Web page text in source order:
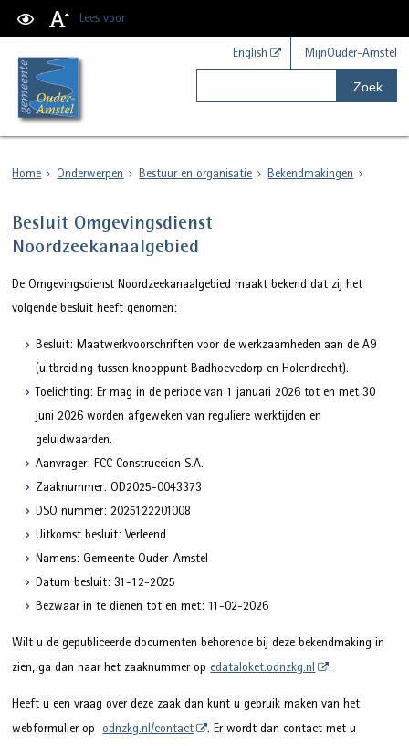
Lees voor
English MijnOuder-Amstel
Zoek
Home Onderwerpen Bestuur en organisatie Bekendmakingen
Besluit Omgevingsdienst
Noordzeekanaalgebied
De Omgevingsdienst Noordzeekanaalgebied maakt bekend dat zij het
volgende besluit heeft genomen:
Besluit: Maatwerkvoorschriften voor de werkzaamheden aan de A9
(uitbreiding tussen knooppunt Badhoevedorp en Holendrecht).
Toelichting: Er mag in de periode van 1 januari 2026 tot en met 30
juni 2026 worden afgeweken van reguliere werktijden en
geluidwaarden.
Aanvrager: FCC Construccion S.A.
Zaaknummer: OD2025-0043373
DSO nummer: 2025122201008
Uitkomst besluit: Verleend
Namens: Gemeente Ouder-Amstel
Datum besluit: 31-12-2025
Bezwaar in te dienen tot en met: 11-02-2026
Wilt u de gepubliceerde documenten behorende bij deze bekendmaking in
zien, ga dan naar het zaaknummer op edataloket.odnzkg.nl .
Heeft u een vraag over deze zaak dan kunt u gebruik maken van het
webformulier opodnzkg.nl/contact
. Er wordt dan contact met u